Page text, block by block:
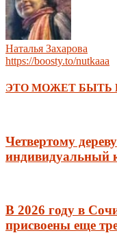
Наталья Захарова
https://boosty.to/nutkaaa
ЭТО МОЖЕТ БЫТЬ
Четвертому
индивидуальный
В 2026 году в
присвоены еще